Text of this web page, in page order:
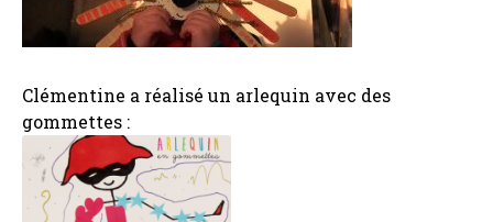
Clémentine a réalisé un arlequin avec des
gommettes :